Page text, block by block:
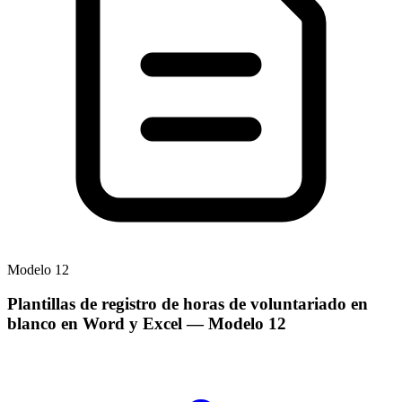
Modelo 12
Plantillas de registro de horas de voluntariado en
blanco en Word y Excel— Modelo 12